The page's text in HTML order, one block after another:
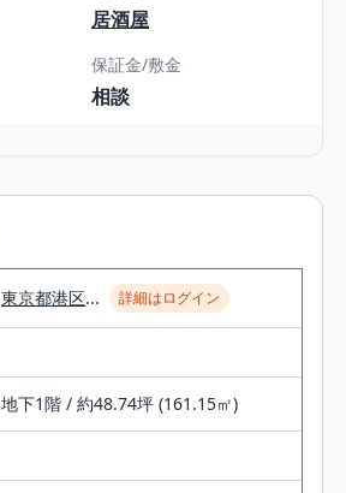
居酒屋
保証金/敷金
相談
東京都港区... 詳細はログイン
地下1階 / 約48.74坪 (161.15㎡)